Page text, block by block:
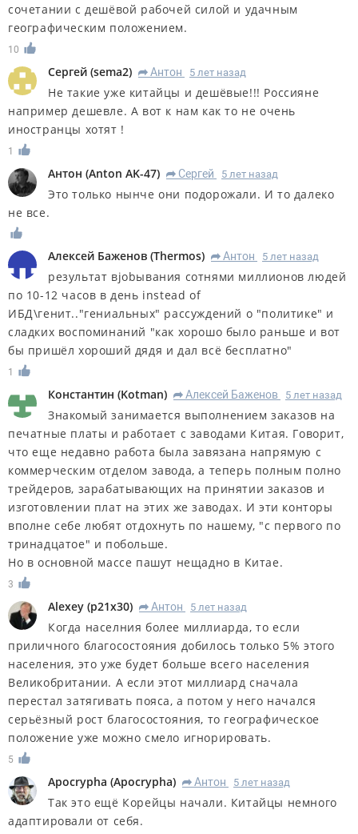
сочетании с дешёвой рабочей силой и удачным
географическим положением.
10
Сергей (sema2) R Антон 5 лет назад
Не такие уже китайцы и дешёвые!!! Россияне
например дешевле. А вот к нам как то не очень
иностранцы хотят !
1
Антон (Anton AK-47) R Сергей 5 лет назад
Это только нынче они подорожали. И то далеко
не все.
Алексей Баженов (Thermos) R Антон 5 лет назад
результат вjobывания сотнями миллионов людей
по 10-12 часов в день instead of
ИБД\генит.."гениальных" рассуждений о "политике" и
сладких воспоминаний "как хорошо было раньше и вот
бы пришёл хороший дядя и дал всё бесплатно"
1
Константин (Kotman) R Алексей Баженов 5 лет назад
Знакомый занимается выполнением заказов на
печатные платы и работает с заводами Китая. Говорит,
что еще недавно работа была завязана напрямую с
коммерческим отделом завода, а теперь полным полно
трейдеров, зарабатывающих на принятии заказов и
изготовлении плат на этих же заводах. И эти конторы
вполне себе любят отдохнуть по нашему, "с первого по
тринадцатое" и побольше.
Но в основной массе пашут нещадно в Китае.
3
Alexey (p21x30) R Антон 5 лет назад
Когда населния более миллиарда, то если
приличного благосостояния добилось только 5% этого
населения, это уже будет больше всего населения
Великобритании. А если этот миллиард сначала
перестал затягивать пояса, а потом у него начался
серьёзный рост благосостояния, то географическое
положение уже можно смело игнорировать.
5
Apocrypha (Apocrypha) R Антон 5 лет назад
Так это ещё Корейцы начали. Китайцы немного
адаптировали от себя.